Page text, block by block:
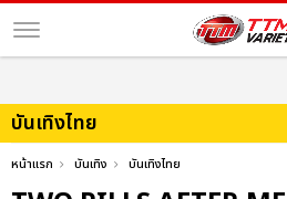
บันเทิงไทย
หน้าแรก บันเทิง บันเทิงไทย